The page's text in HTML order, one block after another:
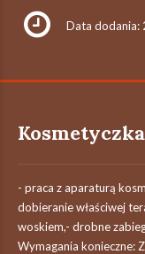
Data
Kosmetyczka
- praca z aparaturą
dobieranie właściwej
woskiem,- drobne
Wymagania konieczne: